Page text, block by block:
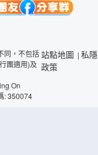
同，不包括
團適用)及
On
: 350074
站點地圖 | 私隱
政策